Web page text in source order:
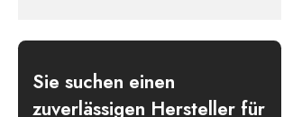
Sie suchen einen
zuverlässigen Hersteller für